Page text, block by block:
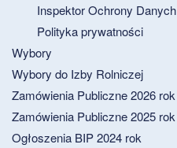
Inspektor Ochrony Danych
Polityka prywatności
Wybory
Wybory do Izby Rolniczej
Zamówienia Publiczne 2026 rok
Zamówienia Publiczne 2025 rok
Ogłoszenia BIP 2024 rok